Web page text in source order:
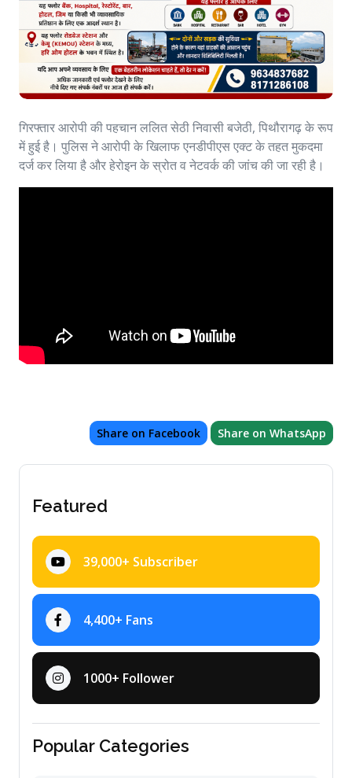
गिरफ्तार आरोपी की पहचान ललित सेठी निवासी बजेठी, पिथौरागढ़ के रूप
में हुई है। पुलिस ने आरोपी के खिलाफ एनडीपीएस एक्ट के तहत मुकदमा
दर्ज कर लिया है और हेरोइन के स्रोत व नेटवर्क की जांच की जा रही है।
Share on Facebook Share on WhatsApp
Featured
39,000+ Subscriber
4,400+ Fans
1000+ Follower
Popular Categories